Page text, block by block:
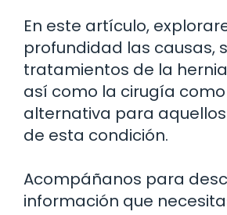
En este artículo,
profundidad las causas,
tratamientos de la hernia
así como la cirugía
alternativa para
de esta condición.
Acompáñanos para
información que